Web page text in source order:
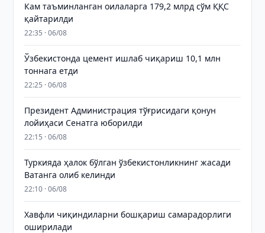
Кам таъминланган оилаларга 179,2 млрд сўм ҚҚС
қайтарилди
22:35 · 06/08
Ўзбекистонда цемент ишлаб чиқариш 10,1 млн
тоннага етди
22:25 · 06/08
Президент Администрация тўғрисидаги қонун
лойиҳаси Сенатга юборилди
22:15 · 06/08
Туркияда ҳалок бўлган ўзбекистонликнинг жасади
Ватанга олиб келинди
22:10 · 06/08
Хавфли чиқиндиларни бошқариш самарадорлиги
оширилади